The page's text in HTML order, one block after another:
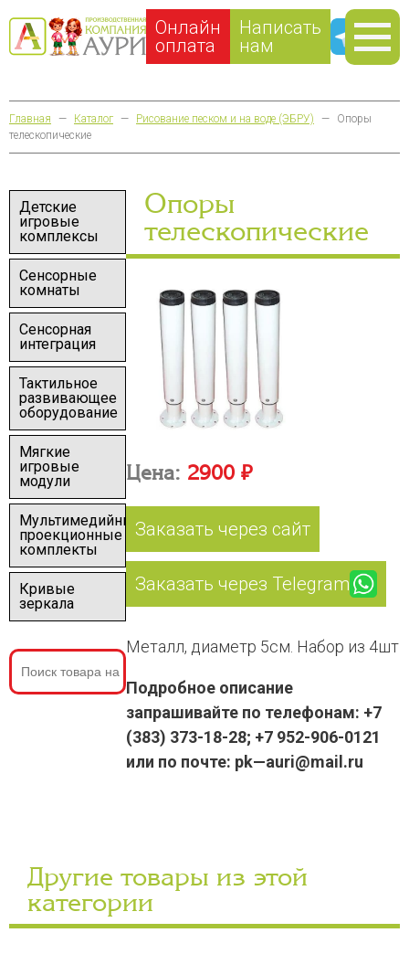
Онлайн
оплата
Написать
нам
Главная — Каталог — Рисование песком и на воде (ЭБРУ) —
Опоры
телескопические
Детские
игровые
комплексы
Сенсорные
комнаты
Сенсорная
интеграция
Тактильное
развивающее
оборудование
Мягкие
игровые
модули
Мультимедийные
проекционные
комплекты
Кривые
зеркала
Опоры
телескопические
Цена: 2900 ₽
Заказать через сайт
Заказать через Telegram
Металл, диаметр 5см. Набор из 4шт
Подробное описание
запрашивайте по телефонам: +7
(383) 373-18-28; +7 952-906-0121
или по почте: pk—auri@mail.ru
Другие товары из этой
категории